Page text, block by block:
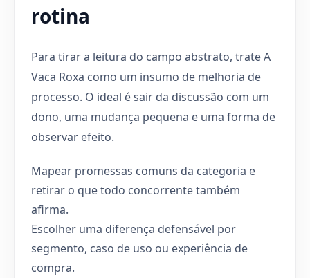
rotina
Para tirar a leitura do campo abstrato, trate A
Vaca Roxa como um insumo de melhoria de
processo. O ideal é sair da discussão com um
dono, uma mudança pequena e uma forma de
observar efeito.
Mapear promessas comuns da categoria e
retirar o que todo concorrente também
afirma.
Escolher uma diferença defensável por
segmento, caso de uso ou experiência de
compra.